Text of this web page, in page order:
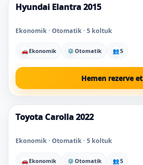
Hyundai Elantra 2015
Ekonomik · Otomatik · 5 koltuk
🚗 Ekonomik ⚙Otomatik 👥5
Hemen rezerve et
Toyota Carolla 2022
Ekonomik · Otomatik · 5 koltuk
🚗 Ekonomik ⚙Otomatik 👥5